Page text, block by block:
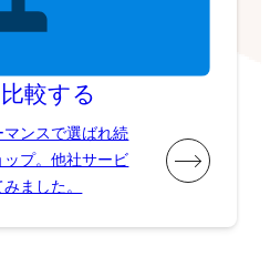
較する
ンスで選ばれ続
プ。他社サービ
ました。